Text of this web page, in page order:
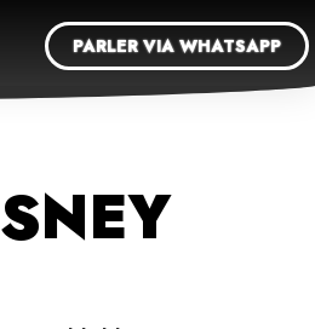
PARLER VIA WHATSAPP